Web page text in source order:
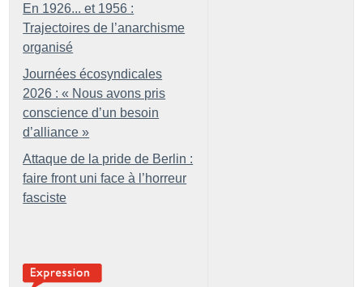
En 1926... et 1956 :
Trajectoires de l’anarchisme
organisé
Journées écosyndicales
2026 : « Nous avons pris
conscience d’un besoin
d’alliance »
Attaque de la pride de Berlin :
faire front uni face à l’horreur
fasciste